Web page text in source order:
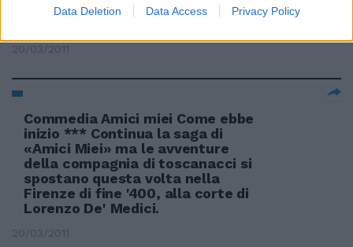
Data Deletion Data Access Privacy Policy
Risate magnifiche alla corte di
20/03/2011
Commedia Amici miei Come ebbe
inizio *** Continua la saga di
«Amici Miei» ma le avventure
della compagnia di toscanacci si
spostano questa volta nella
Firenze di fine '400, alla corte di
Lorenzo De' Medici.
20/03/2011